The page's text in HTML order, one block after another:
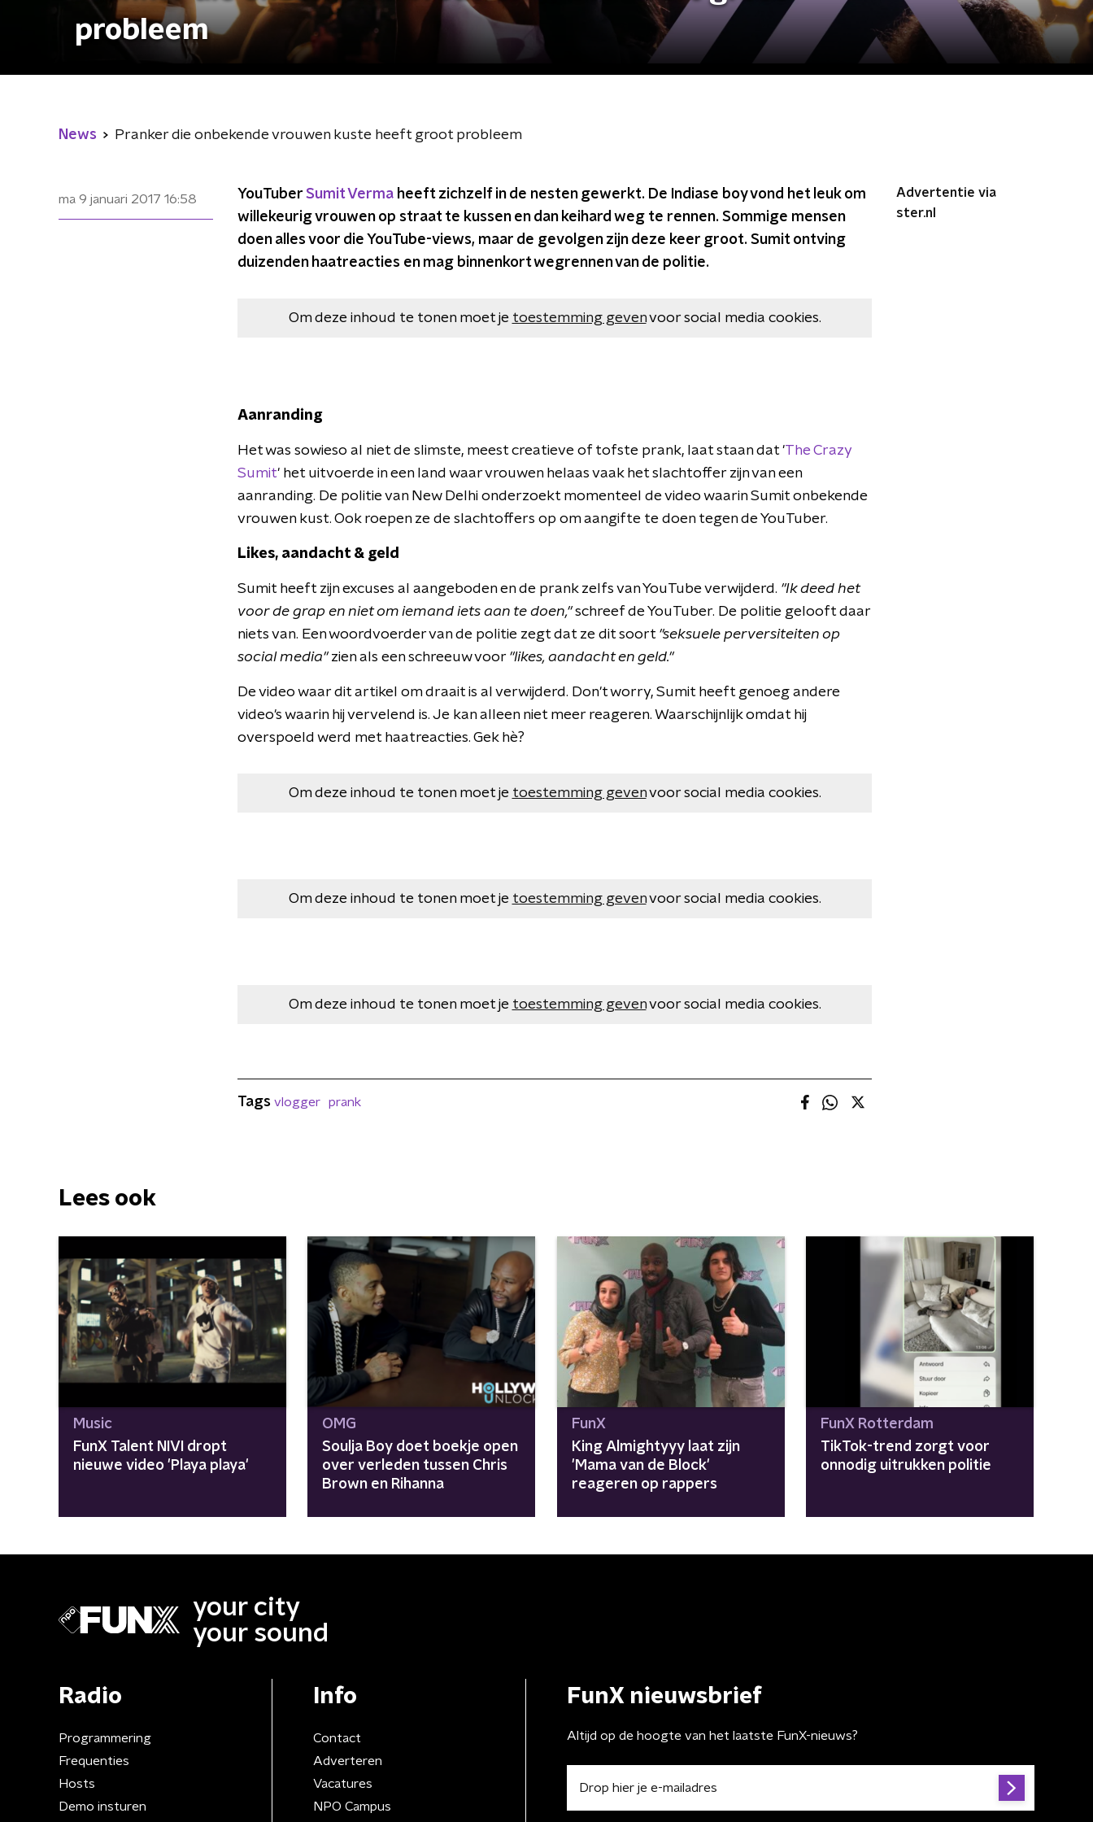
probleem
News Pranker die onbekende vrouwen kuste heeft groot probleem
ma 9 januari 2017 16:58 YouTuber Sumit Verma heeft zichzelf in de nesten gewerkt. De Indiase boy vond het leuk om
willekeurig vrouwen op straat te kussen en dan keihard weg te rennen. Sommige mensen
doen alles voor die YouTube-views, maar de gevolgen zijn deze keer groot. Sumit ontving
duizenden haatreacties en mag binnenkort wegrennen van de politie.
Om deze inhoud te tonen moet je toestemming gevenvoor social media cookies.
Aanranding
Het was sowieso al niet de slimste, meest creatieve of tofste prank, laat staan dat 'The Crazy
Sumit' het uitvoerde in een land waar vrouwen helaas vaak het slachtoffer zijn van een
aanranding. De politie van New Delhi onderzoekt momenteel de video waarin Sumit onbekende
vrouwen kust. Ook roepen ze de slachtoffers op om aangifte te doen tegen de YouTuber.
Likes, aandacht & geld
Sumit heeft zijn excuses al aangeboden en de prank zelfs van YouTube verwijderd. "Ik deed het
voor de grap en niet om iemand iets aan te doen,"schreef de YouTuber. De politie gelooft daar
niets van. Een woordvoerder van de politie zegt dat ze dit soort "seksuele perversiteiten op
social media"zien als een schreeuw voor "likes, aandacht en geld."
De video waar dit artikel om draait is al verwijderd. Don't worry, Sumit heeft genoeg andere
video's waarin hij vervelend is. Je kan alleen niet meer reageren. Waarschijnlijk omdat hij
overspoeld werd met haatreacties. Gek hè?
Om deze inhoud te tonen moet je toestemming gevenvoor social media cookies.
Om deze inhoud te tonen moet je toestemming gevenvoor social media cookies.
Om deze inhoud te tonen moet je toestemming gevenvoor social media cookies.
Advertentie via
ster.nl
Tags vlogger prank
Lees ook
Music
FunX Talent NIVI dropt
nieuwe video 'Playa playa'
OMG
Soulja Boy doet boekje open
over verleden tussen Chris
Brown en Rihanna
FunX
King Almightyyy laat zijn
'Mama van de Block'
reageren op rappers
FunX Rotterdam
TikTok-trend zorgt voor
onnodig uitrukken politie
your city
your sound
Radio
Programmering
Frequenties
Hosts
Demo insturen
Info
Contact
Adverteren
Vacatures
NPO Campus
FunX nieuwsbrief
Altijd op de hoogte van het laatste FunX-nieuws?